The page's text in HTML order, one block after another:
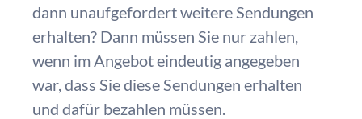
dann unaufgefordert weitere Sendungen
erhalten? Dann müssen Sie nur zahlen,
wenn im Angebot eindeutig angegeben
war, dass Sie diese Sendungen erhalten
und dafür bezahlen müssen.